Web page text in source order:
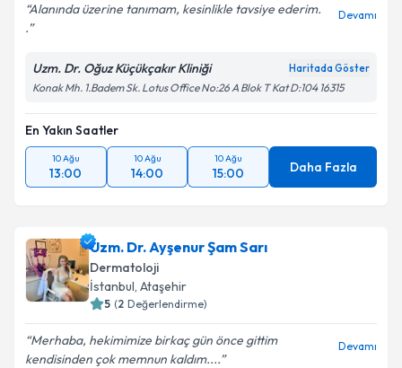
Alanında üzerine tanımam, kesinlikle tavsiye ederim.
.
Devamı
Uzm. Dr. Oğuz Küçükçakır Kliniği Haritada Göster
Konak Mh. 1.Badem Sk. Lotus Office No:26 A Blok T Kat D:104 16315
En Yakın Saatler
10 Ağu
13:00
10 Ağu
14:00
10 Ağu
15:00 Daha Fazla
Uzm. Dr. Ayşenur Şam Sarı
Dermatoloji
İstanbul, Ataşehir
5 (2 Değerlendirme)
Merhaba, hekimimize birkaç gün önce gittim
kendisinden çok memnun kaldım....
Devamı